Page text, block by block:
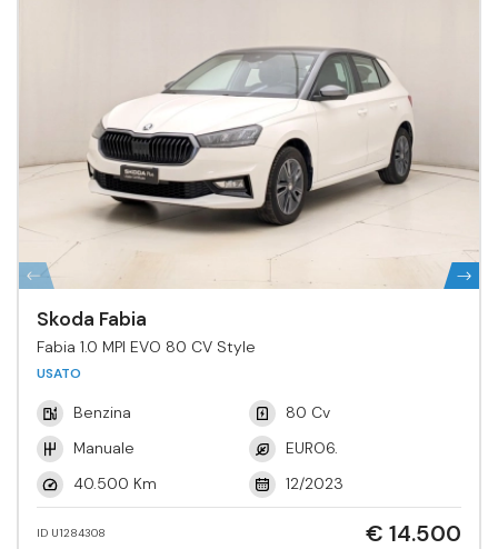
Skoda Fabia
Fabia 1.0 MPI EVO 80 CV Style
USATO
Benzina
80 Cv
Manuale
EURO6.
40.500 Km
12/2023
ID U1284308 € 14.500